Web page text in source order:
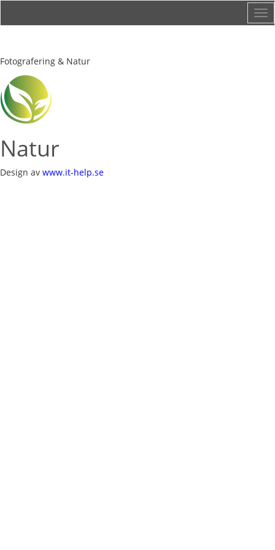
Fotografering & Natur
Natur
Design av www.it-help.se